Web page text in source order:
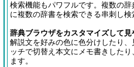
検索機能もパワフルです。複数の
に複数の辞書を検索できる串刺し
辞典ブラウザをカスタマイズして
解説文を好みの色に色分けしたり
ッチで切替え本文にメモ書きした
ます。